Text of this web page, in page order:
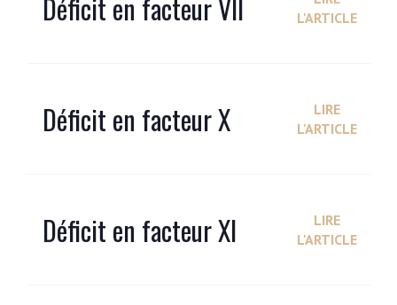
Déficit en facteur VII
L'ARTICLE
Déficit en facteur X
LIRE
L'ARTICLE
Déficit en facteur XI
LIRE
L'ARTICLE